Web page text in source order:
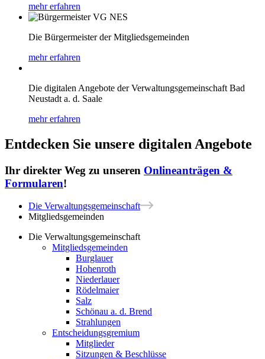
mehr erfahren
Die Bürgermeister der Mitgliedsgemeinden
mehr erfahren
Die digitalen Angebote der Verwaltungsgemeinschaft Bad
Neustadt a. d. Saale
mehr erfahren
Entdecken Sie unsere digitalen Angebote
Ihr direkter Weg zu unseren Onlineanträgen &
Formularen!
Die Verwaltungsgemeinschaft
Mitgliedsgemeinden
Die Verwaltungsgemeinschaft
Mitgliedsgemeinden
Burglauer
Hohenroth
Niederlauer
Rödelmaier
Salz
Schönau a. d. Brend
Strahlungen
Entscheidungsgremium
Mitglieder
Sitzungen & Beschlüsse